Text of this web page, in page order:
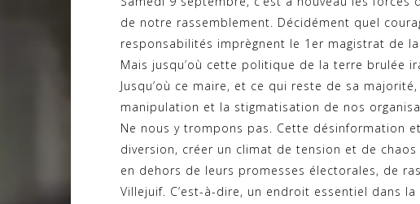
de notre rassemblement. Décidément quel
responsabilités imprègnent le 1er magistrat de
Mais jusqu’où cette politique de la terre brulée
Jusqu’où ce maire, et ce qui reste de sa
manipulation et la stigmatisation de nos
Ne nous y trompons pas. Cette désinformation
diversion, créer un climat de tension et de
en dehors de leurs promesses électorales, de
Villejuif. C’est-à-dire, un endroit essentiel dans